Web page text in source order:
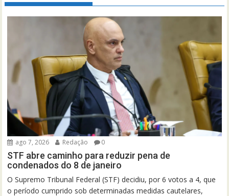
ago 7, 2026 Redação 0
STF abre caminho para reduzir pena de
condenados do 8 de janeiro
O Supremo Tribunal Federal (STF) decidiu, por 6 votos a 4, que
o período cumprido sob determinadas medidas cautelares,